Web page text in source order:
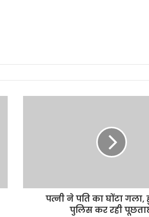
पत्नी ने पति का घोंटा गला,
पुलिस कर रही